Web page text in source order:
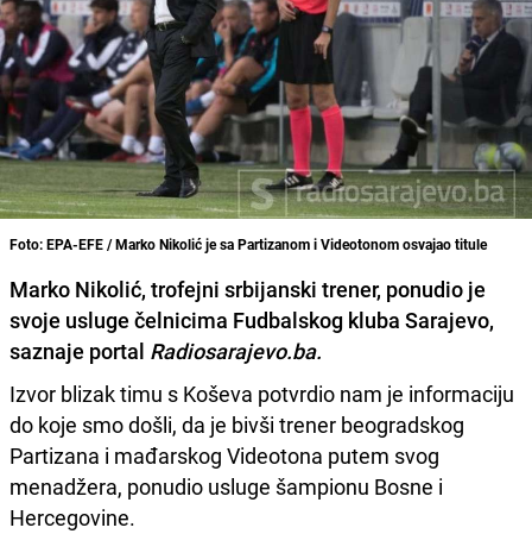
Foto: EPA-EFE / Marko Nikolić je sa Partizanom i Videotonom osvajao titule
Marko Nikolić, trofejni srbijanski trener, ponudio je
svoje usluge čelnicima Fudbalskog kluba Sarajevo,
saznaje portal Radiosarajevo.ba.
Izvor blizak timu s Koševa potvrdio nam je informaciju
do koje smo došli, da je bivši trener beogradskog
Partizana i mađarskog Videotona putem svog
menadžera, ponudio usluge šampionu Bosne i
Hercegovine.